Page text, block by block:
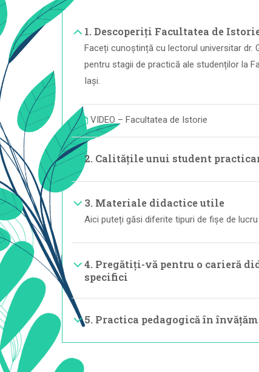
1. Descoperiți Facultatea de
Faceți cunoștință cu lectorul universitar
pentru stagii de practică ale studenților la
Iași.
VIDEO – Facultatea de Istorie
2. Calitățile unui student
3. Materiale didactice utile
Aici puteți găsi diferite tipuri de fișe de lucru
4. Pregătiți-vă pentru o carieră
specifici
5. Practica pedagogică în